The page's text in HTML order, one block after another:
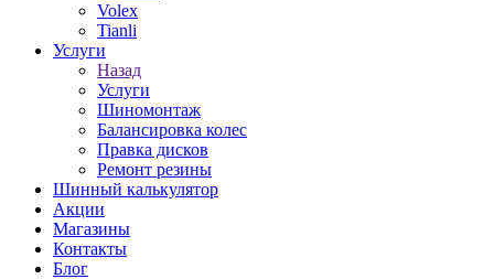
Volex
Tianli
Услуги
Назад
Услуги
Шиномонтаж
Балансировка колес
Правка дисков
Ремонт резины
Шинный калькулятор
Акции
Магазины
Контакты
Блог